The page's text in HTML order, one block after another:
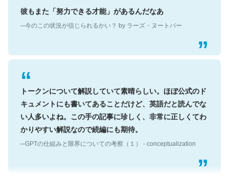
彼もまた「努力できる才能」があるんだなあ
トークンについて解説していて素晴らしい。ほぼ公式のド
キュメントにも書いてあることだけど、英語だと読んでな
い人多いよね。この手の記事に珍しく、非常に正しくてわ
かりやすい解説なので続編にも期待。